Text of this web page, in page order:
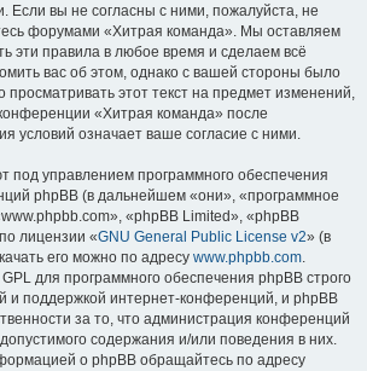
Если вы не согласны с ними, пожалуйста, не
форумами «Хитрая команда». Мы оставляем
эти правила в любое время и сделаем всё
вас об этом, однако с вашей стороны было
этот текст на предмет изменений,
«Хитрая команда» после
условий означает ваше согласие с ними.
управлением программного обеспечения
phpBB (в дальнейшем «они», «программное
«phpBB Limited», «phpBB
лицензии «GNU General Public License v2» (в
его можно по адресу www.phpbb.com.
для программного обеспечения phpBB строго
и поддержкой интернет-конференций, и phpBB
за то, что администрация конференций
содержания и/или поведения в них.
о phpBB обращайтесь по адресу